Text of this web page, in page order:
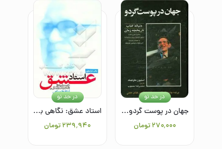
جهان در پوست گردو: دنباله کتاب تاریخچه زمان
۲۷۰٬۰۰۰ تومان
در حد نو
استاد عشق: نگاهی به زندگی و تلاش‌های پروفسور سیدمحمود حسابی پدر علم فیزیک و مهندسی نوین ایران
۲۳۹٬۹۴۰تومان
در حد نو